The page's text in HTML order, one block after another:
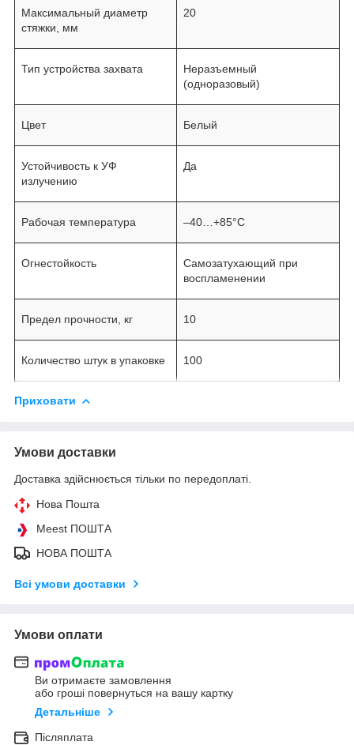
Максимальный диаметр
стяжки, мм
20
Тип устройства захвата
Неразъемный
(одноразовый)
Цвет Белый
Устойчивость к УФ
излучению
Да
Рабочая температура –40…+85°C
Огнестойкость
Самозатухающий при
воспламенении
Предел прочности, кг 10
Количество штук в упаковке 100
Приховати
Умови доставки
Доставка здійснюється тільки по передоплаті.
Нова Пошта
Meest ПОШТА
НОВА ПОШТА
Всі умови доставки
Умови оплати
Ви отримаєте замовлення
або гроші повернуться на вашу картку
Детальніше
Післяплата